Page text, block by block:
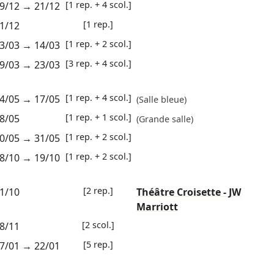
12→ 21/12 [1 rep. + 4 scol.]
12 [1 rep.]
03→ 14/03 [1 rep. + 2 scol.]
03→ 23/03 [3 rep. + 4 scol.]
05→ 17/05 [1 rep. + 4 scol.] (Salle bleue)
05 [1 rep. + 1 scol.] (Grande salle)
05→ 31/05 [1 rep. + 2 scol.]
10→ 19/10 [1 rep. + 2 scol.]
10 [2 rep.]
Théâtre Croisette - JW
Marriott
11
[2 scol.]
01 → 22/01 [5 rep.]